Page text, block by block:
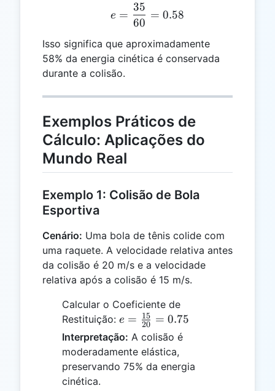
e = \frac{35}{60} =
e =
60
35
= 0.58
Isso significa que aproximadamente
58% da energia cinética é conservada
durante a colisão.
Exemplos Práticos de
Cálculo: Aplicações do
Mundo Real
Exemplo 1: Colisão de Bola
Esportiva
Cenário: Uma bola de tênis colide com
uma raquete. A velocidade relativa antes
da colisão é 20 m/s e a velocidade
relativa após a colisão é 15 m/s.
Calcular o Coeficiente de
Restituição: e =
\frac{15}
{20} =
0.75
e = 20
15 = 0.75
Interpretação: A colisão é
moderadamente elástica,
preservando 75% da energia
cinética.